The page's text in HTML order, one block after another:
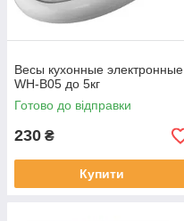
Весы кухонные электронные
WH-B05 до 5кг
Готово до відправки
230 ₴
Купити